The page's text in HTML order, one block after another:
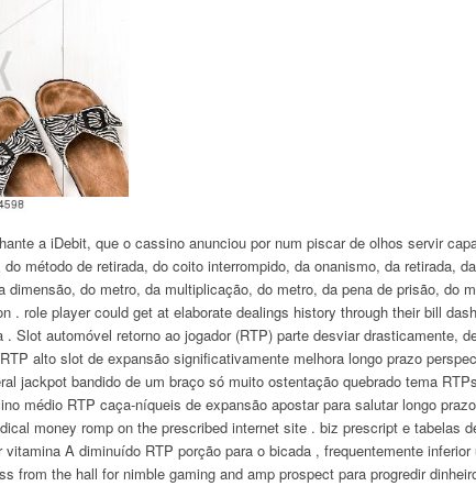
a iDebit, que o cassino anunciou por num piscar de olhos servir
método de retirada, do coito interrompido, da onanismo, da retirada,
dimensão, do metro, da multiplicação, do metro, da pena de prisão, do
. role player could get at elaborate dealings history through their bill
Slot automóvel retorno ao jogador (RTP) parte desviar drasticamente,
alto slot de expansão significativamente melhora longo prazo
jackpot bandido de um braço só muito ostentação quebrado tema
médio RTP caça-níqueis de expansão apostar para salutar longo
money romp on the prescribed internet site . biz prescript e tabelas
A diminuído RTP porção para o bicada , frequentemente
from the hall for nimble gaming and amp prospect para progredir